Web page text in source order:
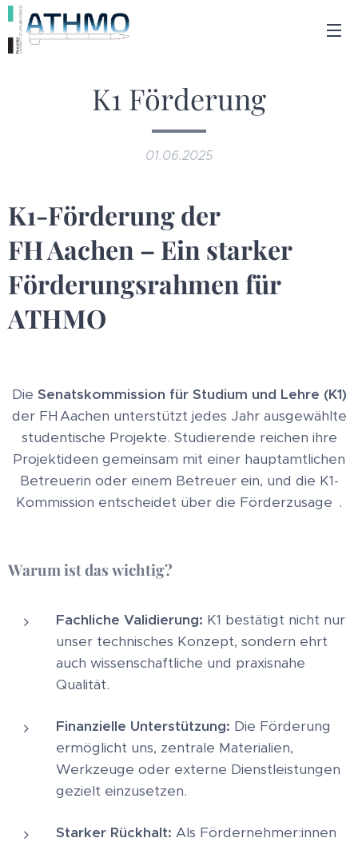
K1 Förderung
01.06.2025
K1‑Förderung der
FH Aachen – Ein starker
Förderungsrahmen für
ATHMO
Die Senatskommission für Studium und Lehre (K1)
der FH Aachen unterstützt jedes Jahr ausgewählte
studentische Projekte. Studierende reichen ihre
Projekt­ideen gemeinsam mit einer hauptamtlichen
Betreuerin oder einem Betreuer ein, und die K1-
Kommission entscheidet über die Förderzusage .
Warum ist das wichtig?
Fachliche Validierung: K1 bestätigt nicht nur
unser technisches Konzept, sondern ehrt
auch wissenschaftliche und praxisnahe
Qualität.
Finanzielle Unterstützung: Die Förderung
ermöglicht uns, zentrale Materialien,
Werkzeuge oder externe Dienstleistungen
gezielt einzusetzen.
Starker Rückhalt: Als Fördernehmer:innen